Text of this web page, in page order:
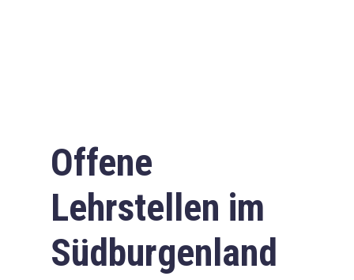
Offene
Lehrstellen im
Südburgenland